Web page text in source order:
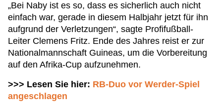
„Bei Naby ist es so, dass es sicherlich auch nicht
einfach war, gerade in diesem Halbjahr jetzt für ihn
aufgrund der Verletzungen“, sagte Profifußball-
Leiter Clemens Fritz. Ende des Jahres reist er zur
Nationalmannschaft Guineas, um die Vorbereitung
auf den Afrika-Cup aufzunehmen.
>>> Lesen Sie hier: RB-Duo vor Werder-Spiel
angeschlagen